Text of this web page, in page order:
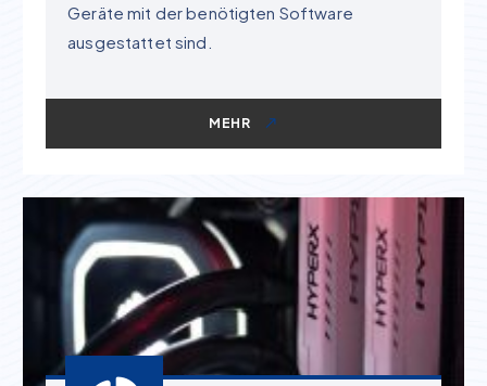
Geräte mit der benötigten Software
ausgestattet sind.
MEHR